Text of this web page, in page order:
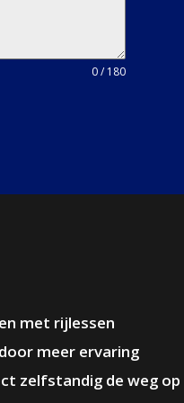
0 / 180
met rijlessen
meer ervaring
zelfstandig de weg op